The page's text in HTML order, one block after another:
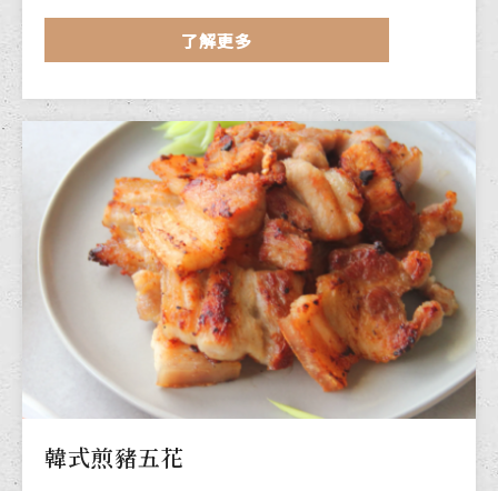
了解更多
韓式煎豬五花